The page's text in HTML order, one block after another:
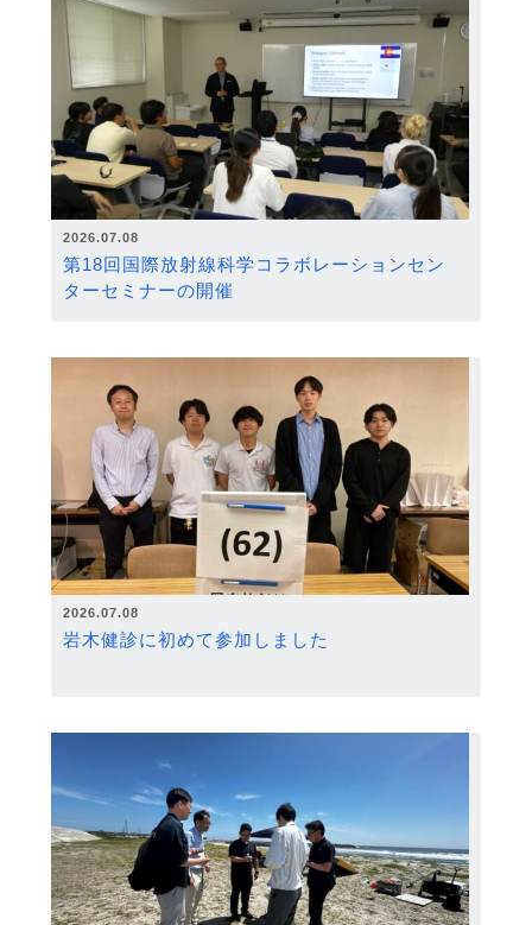
2026.07.08
第18回国際放射線科学コラボレーションセン
ターセミナーの開催
2026.07.08
岩木健診に初めて参加しました